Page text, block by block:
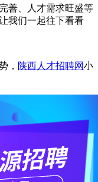
善、人才需求旺盛等
我们一起往下看看
， 陕西人才招聘网小